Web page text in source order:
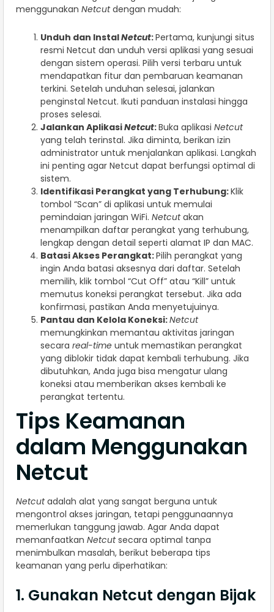
menggunakan Netcutdengan mudah:
Unduh dan InstalNetcut:Pertama, kunjungi situs
resmi Netcut dan unduh versi aplikasi yang sesuai
dengan sistem operasi. Pilih versi terbaru untuk
mendapatkan fitur dan pembaruan keamanan
terkini. Setelah unduhan selesai, jalankan
penginstal Netcut. Ikuti panduan instalasi hingga
proses selesai.
Jalankan AplikasiNetcut:Buka aplikasi Netcut
yang telah terinstal. Jika diminta, berikan izin
administrator untuk menjalankan aplikasi. Langkah
ini penting agar Netcut dapat berfungsi optimal di
sistem.
Identifikasi Perangkat yang Terhubung:Klik
tombol “Scan” di aplikasi untuk memulai
pemindaian jaringan WiFi. Netcutakan
menampilkan daftar perangkat yang terhubung,
lengkap dengan detail seperti alamat IP dan MAC.
Batasi Akses Perangkat:Pilih perangkat yang
ingin Anda batasi aksesnya dari daftar. Setelah
memilih, klik tombol “Cut Off” atau “Kill” untuk
memutus koneksi perangkat tersebut. Jika ada
konfirmasi, pastikan Anda menyetujuinya.
Pantau dan Kelola Koneksi:Netcut
memungkinkan memantau aktivitas jaringan
secara real-time untuk memastikan perangkat
yang diblokir tidak dapat kembali terhubung. Jika
dibutuhkan, Anda juga bisa mengatur ulang
koneksi atau memberikan akses kembali ke
perangkat tertentu.
Tips Keamanan
dalam Menggunakan
Netcut
Netcutadalah alat yang sangat berguna untuk
mengontrol akses jaringan, tetapi penggunaannya
memerlukan tanggung jawab. Agar Anda dapat
memanfaatkan Netcutsecara optimal tanpa
menimbulkan masalah, berikut beberapa tips
keamanan yang perlu diperhatikan:
1. Gunakan Netcut dengan Bijak